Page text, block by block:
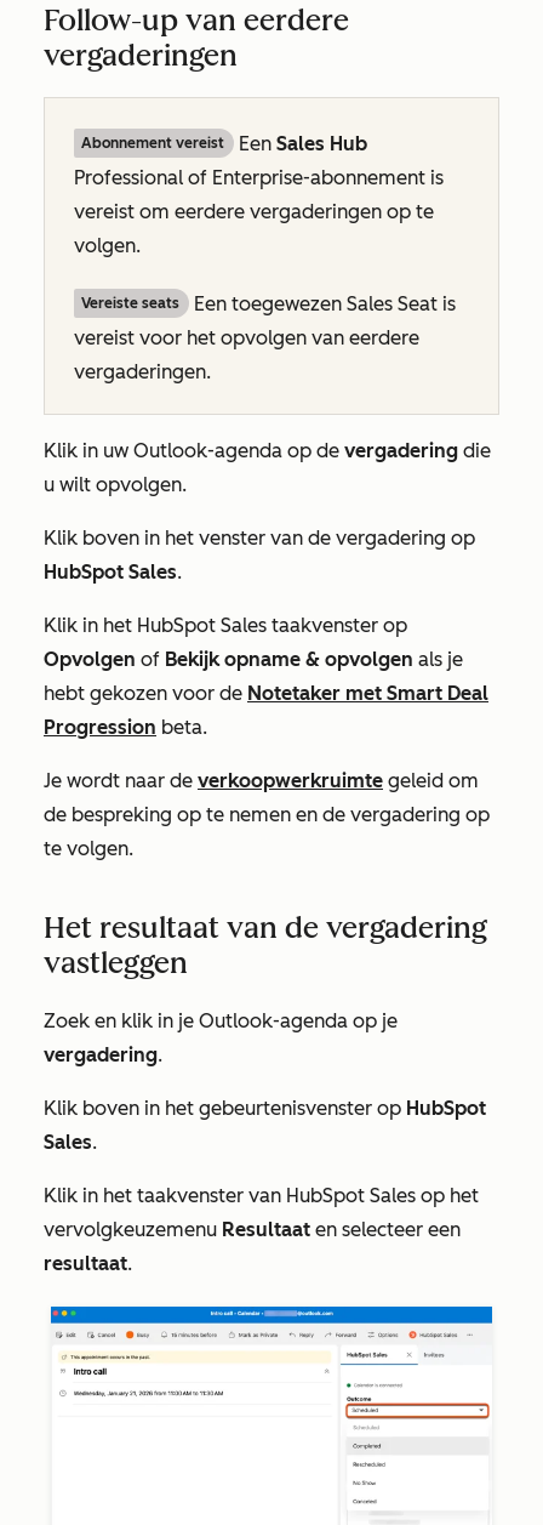
Follow-up van eerdere
vergaderingen
Abonnement vereist Een Sales Hub
Professional of Enterprise-abonnement is
vereist om eerdere vergaderingen op te
volgen.
Vereiste seats
Een toegewezen Sales Seat is
vereist voor het opvolgen van eerdere
vergaderingen.
Klik in uw Outlook-agenda op de vergadering die
u wilt opvolgen.
Klik boven in het venster van de vergadering op
HubSpot Sales.
Klik in het HubSpot Sales taakvenster op
Opvolgen of Bekijk opname & opvolgen als je
hebt gekozen voor de Notetaker met Smart Deal
Progression beta.
Je wordt naar de verkoopwerkruimte geleid om
de bespreking op te nemen en de vergadering op
te volgen.
Het resultaat van de vergadering
vastleggen
Zoek en klik in je Outlook-agenda op je
vergadering.
Klik boven in het gebeurtenisvenster op HubSpot
Sales.
Klik in het taakvenster van HubSpot Sales op het
vervolgkeuzemenu Resultaat en selecteer een
resultaat.